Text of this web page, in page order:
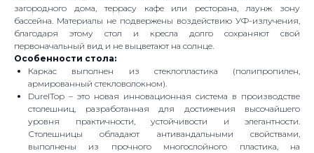
загородного дома, террасу кафе или ресторана, лаунж зону
бассейна. Материалы не подвержены воздействию УФ-излучения,
благодаря этому стол и кресла долго сохраняют свой
первоначальный вид и не выцветают на солнце.
Особенности стола:
Каркас выполнен из стеклопластика (полипропилен,
армированный стекловолокном).
DurelTop – это новая инновационная система в производстве
столешниц, разработанная для достижения высочайшего
уровня практичности, устойчивости и элегантности.
Столешницы обладают антивандальными свойствами,
выполнены из прочного многослойного пластика, на